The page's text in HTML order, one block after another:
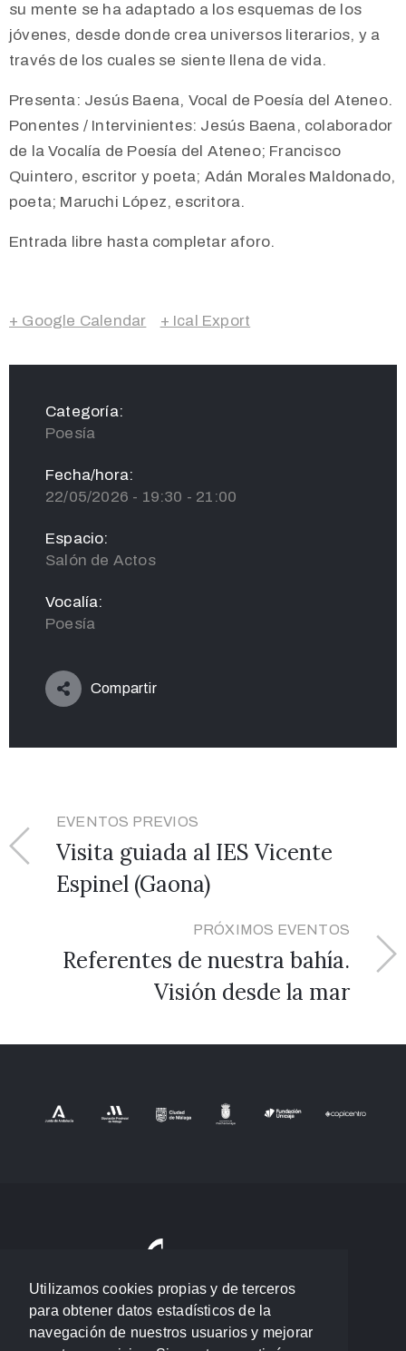
Utilizamos cookies propias y de terceros
para obtener datos estadísticos de la
navegación de nuestros usuarios y mejorar
su mente se ha adaptado a los esquemas de los
jóvenes, desde donde crea universos literarios, y a
través de los cuales se siente llena de vida.
Presenta: Jesús Baena, Vocal de Poesía del Ateneo.
Ponentes / Intervinientes: Jesús Baena, colaborador
de la Vocalía de Poesía del Ateneo; Francisco
Quintero, escritor y poeta; Adán Morales Maldonado,
poeta; Maruchi López, escritora.
Entrada libre hasta completar aforo.
+ Google Calendar + Ical Export
Categoría:
Poesía
Fecha/hora:
22/05/2026 - 19:30 - 21:00
Espacio:
Salón de Actos
Vocalía:
Poesía
Compartir
EVENTOS PREVIOS
Visita guiada al IES Vicente
Espinel (Gaona)
PRÓXIMOS EVENTOS
Referentes de nuestra bahía.
Visión desde la mar